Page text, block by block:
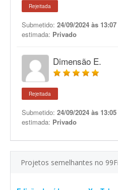
Rejeitada
Submetido: 24/09/2024 às 13:07
estimada: Privado
Dimensão E.
Rejeitada
Submetido: 24/09/2024 às 13:05
estimada: Privado
Projetos semelhantes no